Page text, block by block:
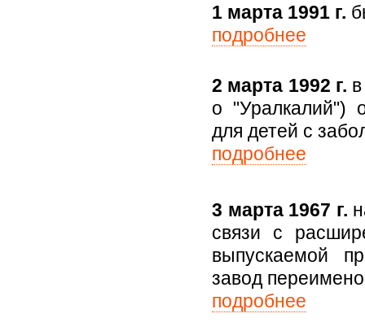
1 марта 1991 г.
подробнее
2 марта 1992 г.
о "Уралкалий")
для детей с
подробнее
3 марта 1967 г.
связи с
выпускаемой
завод
подробнее